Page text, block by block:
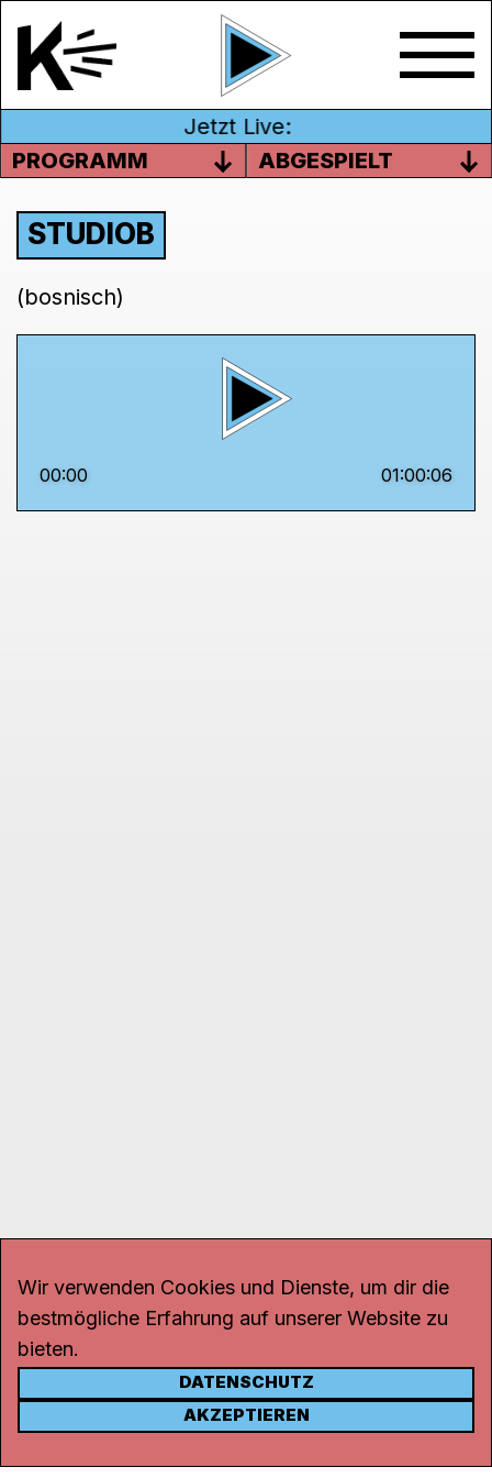
Jetzt Live:
PROGRAMM
ABGESPIELT
STUDIOB
(bosnisch)
00:00 01:00:06
KONTAKT
Wir verwenden Cookies und Dienste, um dir die
bestmögliche Erfahrung auf unserer Website zu
bieten.
DATENSCHUTZ
AKZEPTIEREN